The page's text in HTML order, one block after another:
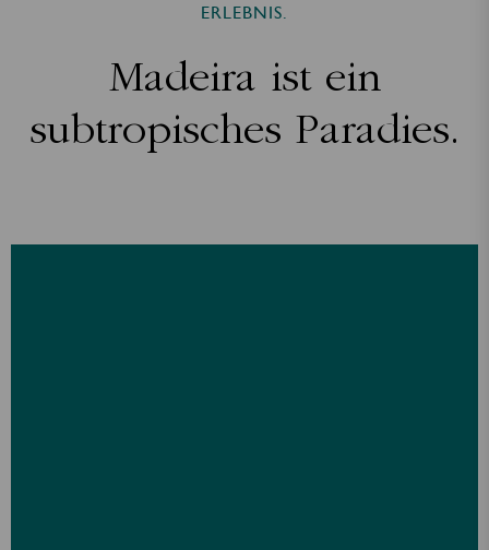
ERLEBNIS.
Madeira ist ein
subtropisches Paradies.